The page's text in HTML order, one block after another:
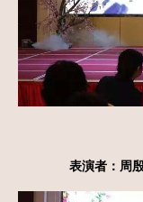
表演者：周